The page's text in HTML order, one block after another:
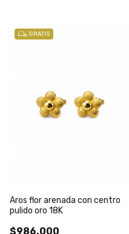
GRATIS
Aros flor arenada con centro
pulido oro 18K
$986.000